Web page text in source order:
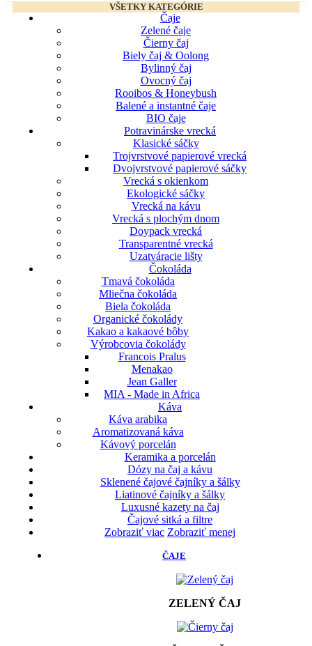
VŠETKY KATEGÓRIE
Čaje
Zelené čaje
Čierny čaj
Biely čaj & Oolong
Bylinný čaj
Ovocný čaj
Rooibos & Honeybush
Balené a instantné čaje
BIO čaje
Potravinárske vrecká
Klasické sáčky
Trojvrstvové papierové vrecká
Dvojvrstvové papierové sáčky
Vrecká s okienkom
Ekologické sáčky
Vrecká na kávu
Vrecká s plochým dnom
Doypack vrecká
Transparentné vrecká
Uzatváracie lišty
Čokoláda
Tmavá čokoláda
Mliečna čokoláda
Biela čokoláda
Organické čokolády
Kakao a kakaové bôby
Výrobcovia čokolády
Francois Pralus
Menakao
Jean Galler
MIA - Made in Africa
Káva
Káva arabika
Aromatizovaná káva
Kávový porcelán
Keramika a porcelán
Dózy na čaj a kávu
Sklenené čajové čajníky a šálky
Liatinové čajníky a šálky
Luxusné kazety na čaj
Čajové sitká a filtre
Zobraziť viac Zobraziť menej
ČAJE
ZELENÝ ČAJ